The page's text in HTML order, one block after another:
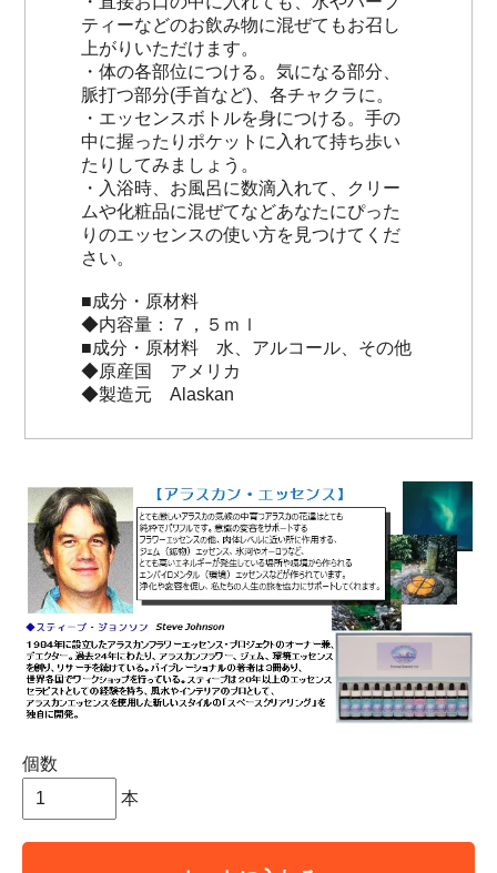
ティーなどのお飲み物に混ぜてもお召し
上がりいただけます。
・体の各部位につける。気になる部分、
脈打つ部分(手首など)、各チャクラに。
・エッセンスボトルを身につける。手の
中に握ったりポケットに入れて持ち歩い
たりしてみましょう。
・入浴時、お風呂に数滴入れて、クリー
ムや化粧品に混ぜてなどあなたにぴった
りのエッセンスの使い方を見つけてくだ
さい。
■成分・原材料
◆内容量：７，５ｍｌ
■成分・原材料 水、アルコール、その他
◆原産国 アメリカ
◆製造元 Alaskan
個数
本